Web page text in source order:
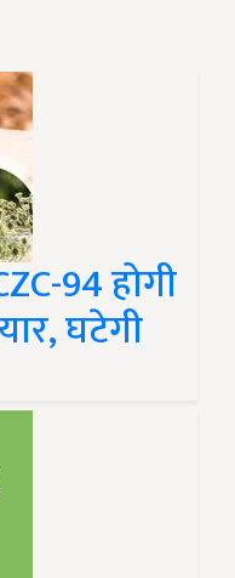
94 होगी
घटेगी